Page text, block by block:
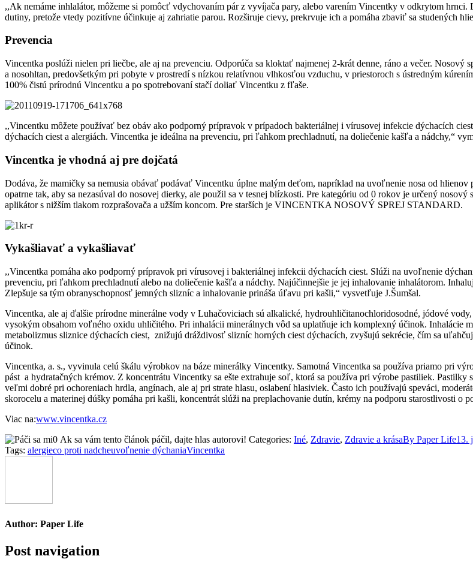
,,Ak nemáme inhlalátor, môžeme si pomôcť vdychovaním pár z vyvíjača pary, alebo varením Vincentky v odkrytom hrnci.
dutiny, pretože vtedy pozitívne účinkuje aj zahriatie parou. Rozširuje cievy, prekrvuje ich a pomáha zbaviť sa studených
Prevencia
Vincentka poslúži nielen pri liečbe, ale aj na prevenciu. Odporúča sa kloktať najmenej 2-krát denne, ráno a večer.
a nosohltan, predovšetkým pri pobyte v prostredí s nízkou relatívnou vlhkosťou vzduchu, v priestoroch s ústredným
100% čistú prírodnú Vincentku a po spotrebovaní stačí doliať Vincentku z fľaše.
,,Vincentku môžete používať bez obáv ako podporný prípravok v prípadoch bakteriálnej i vírusovej infekcie dýchacích
dýchacích ciest a alergiách. Vincentka je ideálna na prevenciu, pri ľahkom prechladnutí, na doliečenie kašľa a nádchy,“
Vincentka je vhodná aj pre dojčatá
Dodáva, že mamičky sa nemusia obávať podávať Vincentku úplne malým deťom, napríklad na uvoľnenie nosa od
opatrne tak, aby sa nezasúval do nosovej dierky, ale použil sa v tesnej blízkosti. Pre kategóriu od 0 rokov je určený
aplikátor s nižším tlakom rozprašovača a užším koncom. Pre starších je VINCENTKA NOSOVÝ SPREJ STANDARD.
Vykašliavať a vykašliavať
,,Vincentka pomáha ako podporný prípravok pri vírusovej i bakteriálnej infekcii dýchacích ciest. Slúži na uvoľnenie
prevenciu, pri ľahkom prechladnutí alebo na doliečenie kašľa a nádchy. Najúčinnejšie je jej inhalovanie inhalátorom.
Zlepšuje sa tým obranyschopnosť jemných slizníc a inhalovanie prináša úľavu pri kašli,“ vysvetľuje J.Šumšal.
Vincentka, ale aj ďalšie prírodne minerálne vody v Luhačoviciach sú alkalické, hydrouhličitanochloridosodné, jódové
vysokým obsahom voľného oxidu uhličitého. Pri inhalácii minerálnych vôd sa uplatňuje ich komplexný účinok.
metabolizmus sliznice dýchacích ciest, znižujú dráždivosť slizníc horných ciest dýchacích, zvyšujú sekrécie, čím sa
účinok.
Vincentka, a. s., vyvinula celú škálu výrobkov na báze minerálky Vincentky. Samotná Vincentka sa používa priamo pri
pást a hydratačných krémov. Z koncentrátu Vincentky sa ešte extrahuje soľ, ktorá sa používa pri výrobe pastiliek.
veľmi dobré pri ochoreniach hrdla, angínach, ale aj pri strate hlasu, oslabení hlasiviek. Často ich používajú speváci,
skorocelu a materinej dúšky pomáha pri kašli, koncentrát slúži na preplachovanie dutín, krémy na podporu starostlivosti o
Viac na:www.vincentka.cz
0 Ak sa vám tento článok páčil, dajte hlas autorovi! Categories: Iné, Zdravie, Zdravie a krásaBy Paper Life13.
Tags: alergieco proti nadcheuvoľnenie dýchaniaVincentka
Author: Paper Life
Post navigation